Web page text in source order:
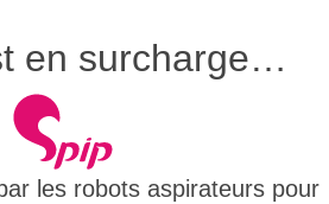
en surcharge…
les robots aspirateurs pour